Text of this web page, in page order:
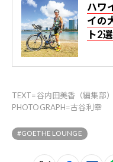
ハワ
イの
ト2選
TEXT=谷内田美香（編集部）
PHOTOGRAPH=古谷利幸
#GOETHE LOUNGE